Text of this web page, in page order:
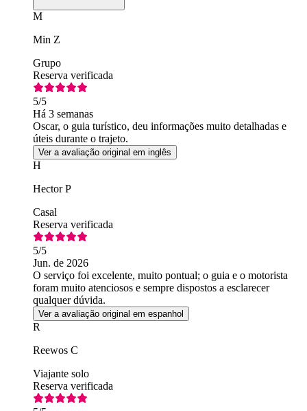
M
Min Z
Grupo
Reserva verificada
5/5
Há 3 semanas
Oscar, o guia turístico, deu informações muito detalhadas e
úteis durante o trajeto.
Ver a avaliação original em inglês
H
Hector P
Casal
Reserva verificada
5/5
Jun. de 2026
O serviço foi excelente, muito pontual; o guia e o motorista
foram muito atenciosos e sempre dispostos a esclarecer
qualquer dúvida.
Ver a avaliação original em espanhol
R
Reewos C
Viajante solo
Reserva verificada